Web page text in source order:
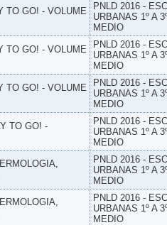
TO GO! - VOLUME
PNLD 2016 -
URBANAS 1º A
MEDIO
TO GO! - VOLUME
PNLD 2016 -
URBANAS 1º A
MEDIO
TO GO! - VOLUME
PNLD 2016 -
URBANAS 1º A
MEDIO
TO GO! -
PNLD 2016 -
URBANAS 1º A
MEDIO
PNLD 2016 -
URBANAS 1º A
MEDIO
PNLD 2016 -
URBANAS 1º A
MEDIO